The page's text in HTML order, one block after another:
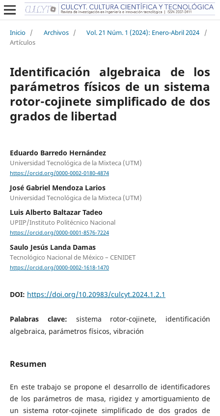
Inicio / Archivos / Vol. 21 Núm. 1 (2024): Enero-Abril 2024
/
Artículos
Identificación algebraica de los
parámetros físicos de un sistema
rotor-cojinete simplificado de dos
grados de libertad
Eduardo Barredo Hernández
Universidad Tecnológica de la Mixteca (UTM)
https://orcid.org/0000-0002-0180-4874
José Gabriel Mendoza Larios
Universidad Tecnológica de la Mixteca (UTM)
Luis Alberto Baltazar Tadeo
UPIIP/Instituto Politécnico Nacional
https://orcid.org/0000-0001-8576-7224
Saulo Jesús Landa Damas
Tecnológico Nacional de México – CENIDET
https://orcid.org/0000-0002-1618-1470
DOI: https://doi.org/10.20983/culcyt.2024.1.2.1
Palabras clave: sistema rotor-cojinete, identificación
algebraica, parámetros físicos, vibración
Resumen
En este trabajo se propone el desarrollo de identificadores
de los parámetros de masa, rigidez y amortiguamiento de
un sistema rotor-cojinete simplificado de dos grados de